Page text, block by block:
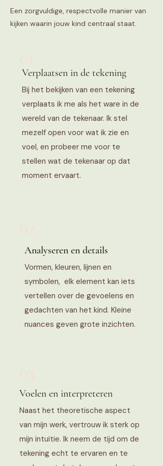
Een zorgvuldige, respectvolle manier van
kijken waarin jouw kind centraal staat.
Verplaatsen in de tekening
Bij het bekijken van een tekening
verplaats ik me als het ware in de
wereld van de tekenaar. Ik stel
mezelf open voor wat ik zie en
voel, en probeer me voor te
stellen wat de tekenaar op dat
moment ervaart.
Analyseren en details
Vormen, kleuren, lijnen en
symbolen, elk element kan iets
vertellen over de gevoelens en
gedachten van het kind. Kleine
nuances geven grote inzichten.
Voelen en interpreteren
Naast het theoretische aspect
van mijn werk, vertrouw ik sterk op
mijn intuïtie. Ik neem de tijd om de
tekening echt te ervaren en te